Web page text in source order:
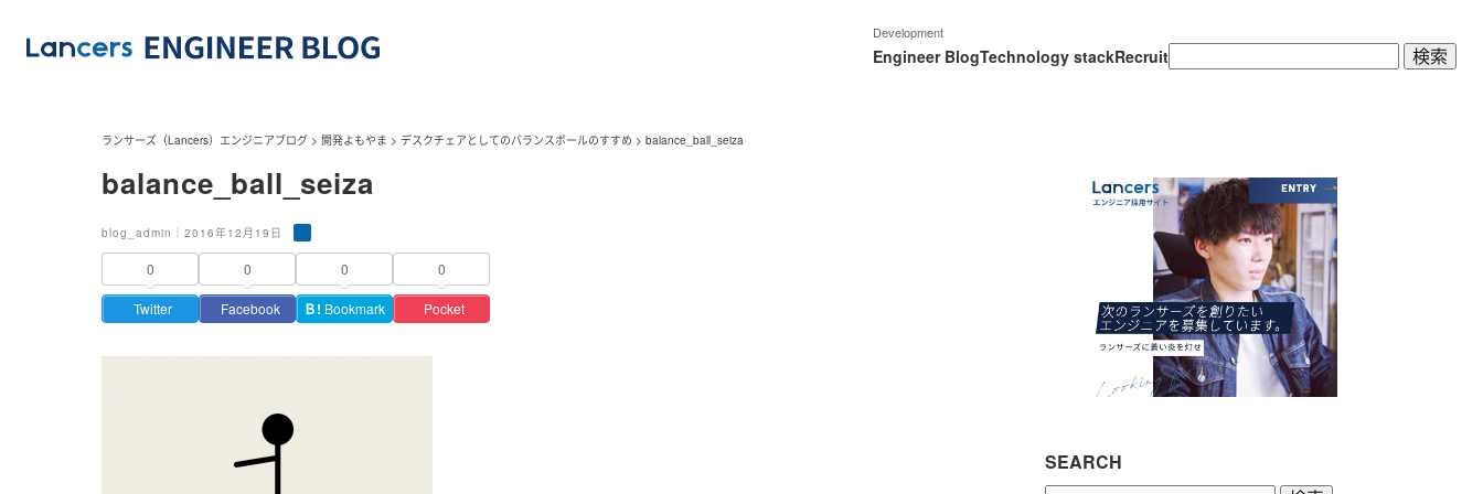
Development
Engineer BlogTechnology stackRecruit検
索:
ランサーズ（Lancers）エンジニアブログ > 開発よもやま > デスクチェアとしてのバランスボールのすすめ > balance_ball_seiza
balance_ball_seiza
blog_admin｜2016年12月19日
0
Twitter
0
Facebook
0
Ｂ! Bookmark
0
Pocket
SEARCH